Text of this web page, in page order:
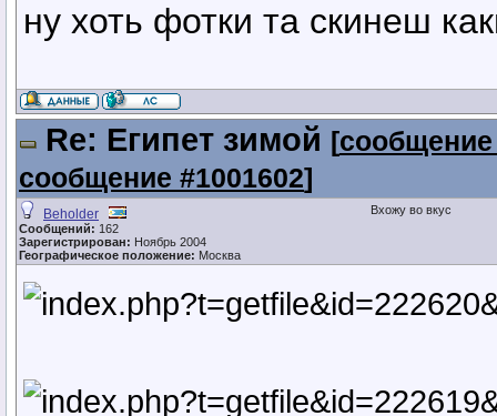
ну хоть фотки та скинеш
Re: Египет зимой [сообщение
сообщение #1001602]
Beholder
Сообщений: 162
Зарегистрирован: Ноябрь 2004
Географическое положение: Москва
Вхожу во вкус